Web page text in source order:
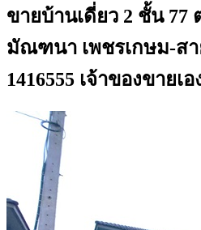
ขายบ้านเดี่ยว 2 ชั้น 77
มัณฑนา เพชรเกษม-สา
1416555 เจ้าของขายเอ